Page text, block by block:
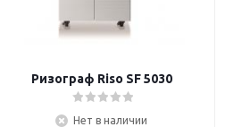
Ризограф Riso SF 5030
Нет в наличии